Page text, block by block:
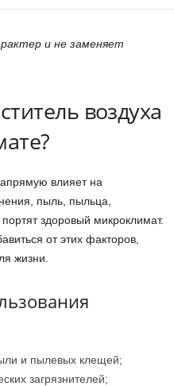
и не заменяет
воздуха
влияет на
пыль, пыльца,
здоровый микроклимат.
от этих факторов,
жизни.
и пылевых клещей;
загрязнителей;